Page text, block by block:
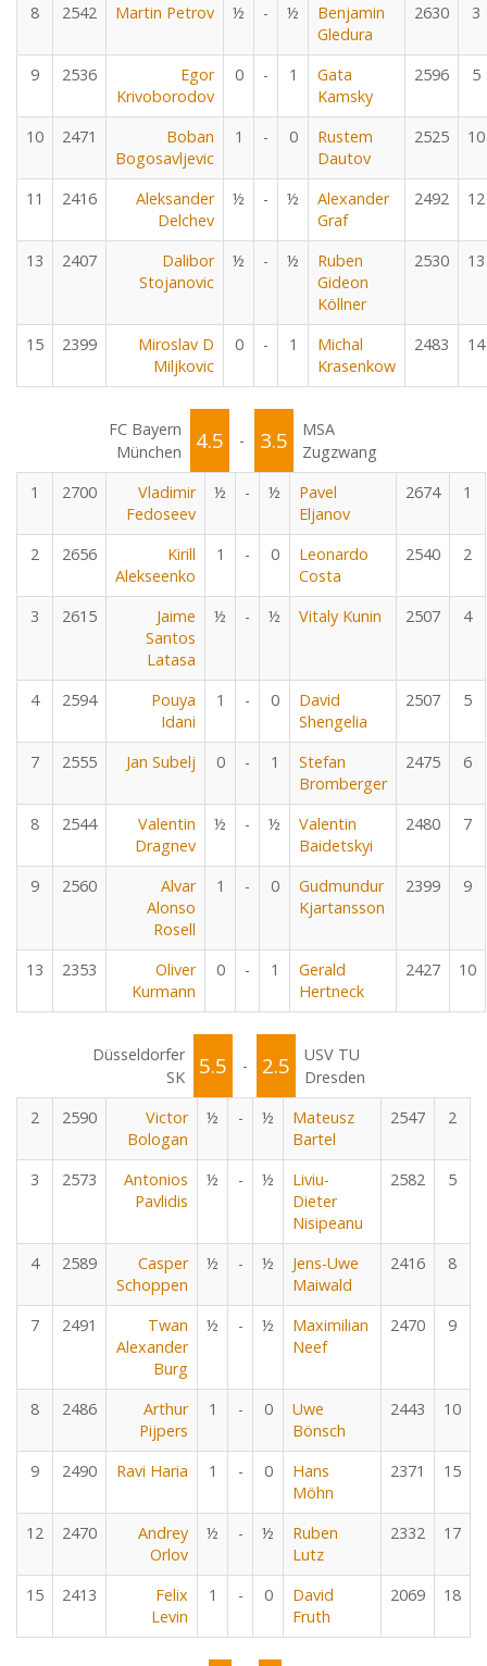
8 2542 Martin Petrov ½ - ½
Benjamin
Gledura
2630 3
9 2536
Egor
Krivoborodov
0 - 1
Gata
Kamsky
2596 5
10 2471
Boban
Bogosavljevic
1 - 0
Rustem
Dautov
2525 10
11 2416
Aleksander
Delchev
½ - ½
Alexander
Graf
2492 12
13 2407
Dalibor
Stojanovic
½ - ½
Ruben
Gideon
Köllner
2530 13
15 2399
Miroslav D
Miljkovic
0 - 1
Michal
Krasenkow
2483 14
FC Bayern
München
4.5 - 3.5
MSA
Zugzwang
1
2700
Vladimir
Fedoseev
½ - ½
Pavel
Eljanov
2674 1
2 2656
Kirill
Alekseenko
1 - 0
Leonardo
Costa
2540 2
3 2615
Jaime
Santos
Latasa
½ - ½ Vitaly Kunin 2507 4
4 2594
Pouya
Idani
1 - 0
David
Shengelia
2507 5
7 2555 Jan Subelj 0 - 1
Stefan
Bromberger
2475 6
8 2544
Valentin
Dragnev
½ - ½
Valentin
Baidetskyi
2480 7
9 2560
Alvar
Alonso
Rosell
1 - 0
Gudmundur
Kjartansson
2399 9
13 2353
Oliver
Kurmann
0 - 1
Gerald
Hertneck
2427 10
Düsseldorfer
SK
5.5 - 2.5
USV TU
Dresden
2
2590
Victor
Bologan
½ - ½
Mateusz
Bartel
2547 2
3 2573
Antonios
Pavlidis
½ - ½
Liviu-
Dieter
Nisipeanu
2582 5
4 2589
Casper
Schoppen
½ - ½
Jens-Uwe
Maiwald
2416 8
7 2491
Twan
Alexander
Burg
½ - ½
Maximilian
Neef
2470 9
8 2486
Arthur
Pijpers
1 - 0
Uwe
Bönsch
2443 10
9 2490 Ravi Haria 1 - 0
Hans
Möhn
2371 15
12 2470
Andrey
Orlov
½ - ½
Ruben
Lutz
2332 17
15 2413
Felix
Levin
1 - 0
David
Fruth
2069 18